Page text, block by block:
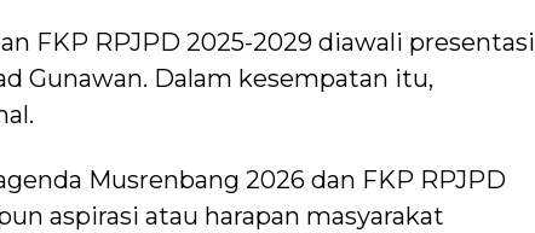
FKP RPJPD 2025-2029 diawali presentasi
Gunawan. Dalam kesempatan itu,
Musrenbang 2026 dan FKP RPJPD
aspirasi atau harapan masyarakat